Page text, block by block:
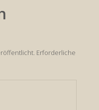
Erforderliche